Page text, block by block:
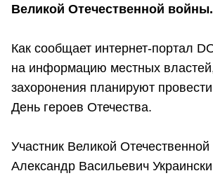
Великой Отечественной войны.
Как сообщает интернет-портал
на информацию местных
захоронения планируют
День героев Отечества.
Участник Великой
Александр Васильевич